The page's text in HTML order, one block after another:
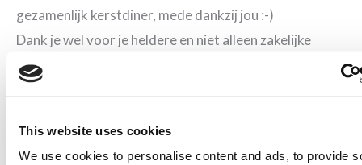
This website uses cookies
We use cookies to personalise content and ads, to provide
gezamenlijk kerstdiner, mede dankzij jou :-)
Dank je wel voor je heldere en niet alleen zakelijke
bemiddeling.
Mocht jij ons in de toekomst willen/kunnen gebruiken